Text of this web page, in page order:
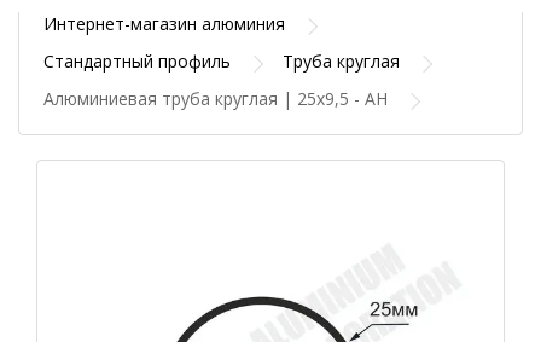
Интернет-магазин алюминия
Стандартный профиль
Труба круглая
Алюминиевая труба круглая | 25х9,5 - АН